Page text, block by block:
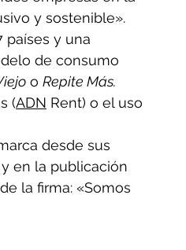
y sostenible».
países y una
de consumo
o Repite Más.
(ADN Rent) o el uso
desde sus
en la publicación
la firma: «Somos